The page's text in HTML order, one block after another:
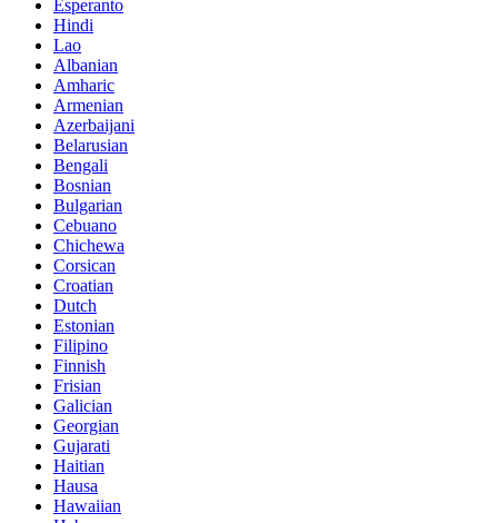
Esperanto
Hindi
Lao
Albanian
Amharic
Armenian
Azerbaijani
Belarusian
Bengali
Bosnian
Bulgarian
Cebuano
Chichewa
Corsican
Croatian
Dutch
Estonian
Filipino
Finnish
Frisian
Galician
Georgian
Gujarati
Haitian
Hausa
Hawaiian